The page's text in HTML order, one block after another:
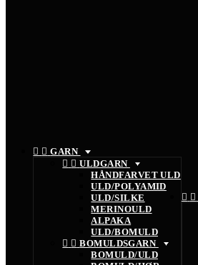
  GARN
  ULDGARN
HÅNDFARVET ULD
ULD/POLYAMID
ULD/SILKE
MERINOULD
ALPAKA
ULD/BOMULD
  BOMULDSGARN
BOMULD/ULD
 